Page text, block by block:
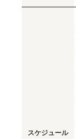
スケジュール